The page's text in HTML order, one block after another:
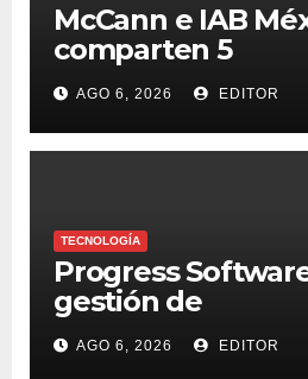
McCann e IAB
comparten 5
macrotendencias
industria del
publicidad
AGO 6, 2026 EDITOR
TECNOLOGÍA
Progress
gestión de
NVIDIA DGX
AGO 6, 2026 EDITOR